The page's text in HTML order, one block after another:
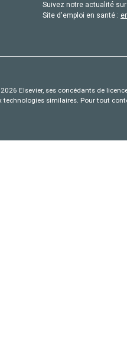
Suivez notre actualité
Site d'emploi en santé :
Elsevier, ses concédants de
similaires. Pour tout